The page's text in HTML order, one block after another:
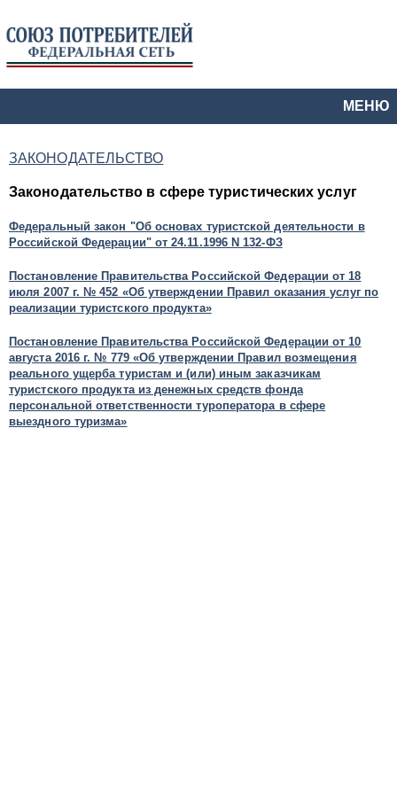
МЕНЮ
ЗАКОНОДАТЕЛЬСТВО
Законодательство в сфере туристических услуг
Федеральный закон "Об основах туристской деятельности в
Российской Федерации" от 24.11.1996 N 132-ФЗ
Постановление Правительства Российской Федерации от 18
июля 2007 г. № 452 «Об утверждении Правил оказания услуг по
реализации туристского продукта»
Постановление Правительства Российской Федерации от 10
августа 2016 г. № 779 «Об утверждении Правил возмещения
реального ущерба туристам и (или) иным заказчикам
туристского продукта из денежных средств фонда
персональной ответственности туроператора в сфере
выездного туризма»